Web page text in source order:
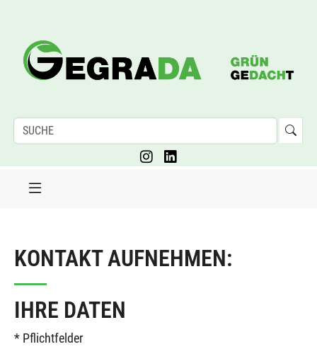
KONTAKT AUFNEHMEN:
IHRE DATEN
* Pflichtfelder